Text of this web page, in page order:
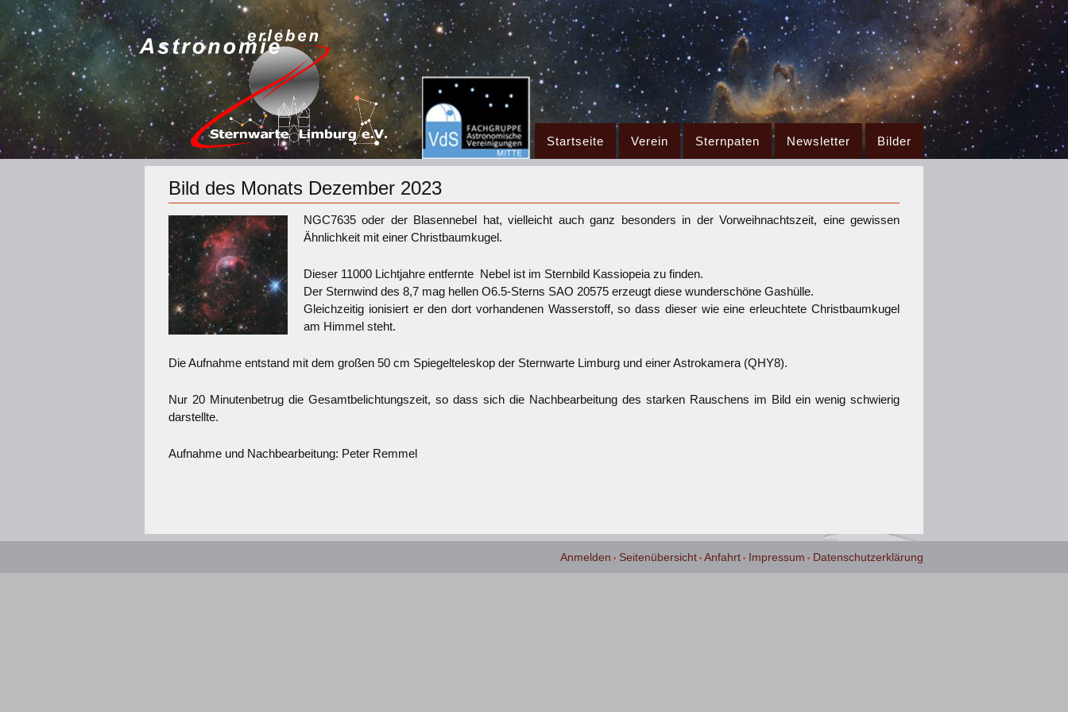
Inhalt
springen
Startseite Verein Sternpaten Newsletter Bilder
Bild des Monats Dezember 2023
NGC7635 oder der Blasennebel hat, vielleicht auch ganz besonders in der Vorweihnachtszeit, eine gewissen
Ähnlichkeit mit einer Christbaumkugel.
Dieser 11000 Lichtjahre entfernte Nebel ist im Sternbild Kassiopeia zu finden.
Der Sternwind des 8,7 mag hellen O6.5-Sterns SAO 20575 erzeugt diese wunderschöne Gashülle.
Gleichzeitig ionisiert er den dort vorhandenen Wasserstoff, so dass dieser wie eine erleuchtete Christbaumkugel
am Himmel steht.
Die Aufnahme entstand mit dem großen 50 cm Spiegelteleskop der Sternwarte Limburg und einer Astrokamera (QHY8).
Nur 20 Minutenbetrug die Gesamtbelichtungszeit, so dass sich die Nachbearbeitung des starken Rauschens im Bild ein wenig schwierig
darstellte.
Aufnahme und Nachbearbeitung: Peter Remmel
Anmelden Seitenübersicht Anfahrt Impressum Datenschutzerklärung